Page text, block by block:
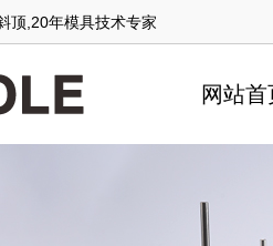
顶,20年模具技术专家
网站首